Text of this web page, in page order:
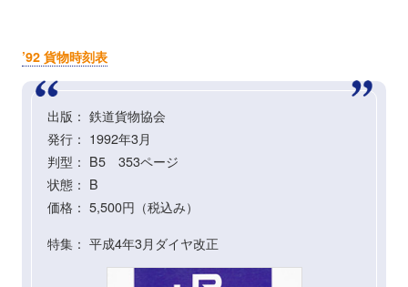
’92 貨物時刻表
出版： 鉄道貨物協会
発行： 1992年3月
判型： B5 353ページ
状態： B
価格： 5,500円（税込み）
特集： 平成4年3月ダイヤ改正